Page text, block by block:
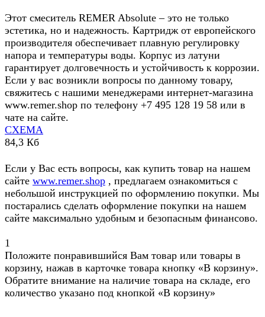
Этот смеситель REMER Absolute – это не только
эстетика, но и надежность. Картридж от европейского
производителя обеспечивает плавную регулировку
напора и температуры воды. Корпус из латуни
гарантирует долговечность и устойчивость к коррозии.
Если у вас возникли вопросы по данному товару,
свяжитесь с нашими менеджерами интернет-магазина
www.remer.shop по телефону +7 495 128 19 58 или в
чате на сайте.
СХЕМА
84,3 Кб
Если у Вас есть вопросы, как купить товар на нашем
сайте www.remer.shop , предлагаем ознакомиться с
небольшой инструкцией по оформлению покупки. Мы
постарались сделать оформление покупки на нашем
сайте максимально удобным и безопасным финансово.
1
Положите понравившийся Вам товар или товары в
корзину, нажав в карточке товара кнопку «В корзину».
Обратите внимание на наличие товара на складе, его
количество указано под кнопкой «В корзину»